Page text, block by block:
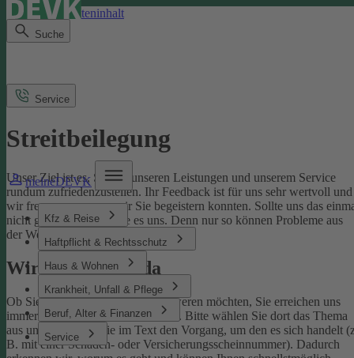
Direkt zum Seiteninhalt
Suche
meineDEVK
Kfz & Reise
Haftpflicht & Rechtsschutz
Haus & Wohnen
Krankheit, Unfall & Pflege
Beruf, Alter & Finanzen
Service
Service
Streitbeilegung
Unser Ziel ist es, Sie mit unseren Leistungen und unserem Service
rundum zufriedenzustellen. Ihr Feedback ist für uns sehr wertvoll und
wir freuen uns, wenn wir Sie begeistern konnten. Sollte uns das
nicht gelingen, sagen Sie es uns. Denn nur so können Probleme aus
der Welt geschafft werden.
Wir sind für Sie da
Ob Sie uns loben oder sich beschweren möchten, Sie erreichen uns
immer über unser Kontaktformular
. Bitte wählen Sie dort das Thema
aus und benennen Sie im Text den Vorgang, um den es sich handelt
B. mit einer Schaden- oder Versicherungsscheinnummer). Dadurch